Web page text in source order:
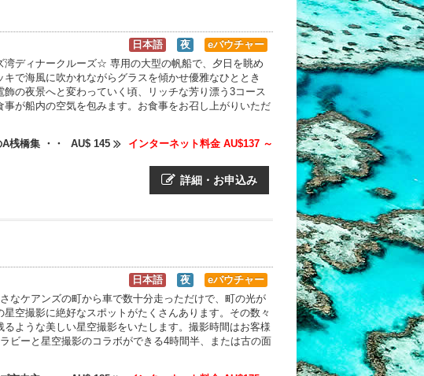
日本語 夜
eバウチャー
ディナークルーズ☆ 専用の大型の帆船で、夕日を眺め
で海風に吹かれながらグラスを傾かせ優雅なひととき
の夜景へと変わっていく頃、リッチな芳り漂う3コース
が船内の空気を包みます。お食事をお召し上がりいただ
桟橋集 ・・
AU$ 145 インターネット料金 AU$137 ～
詳細・お申込み
日本語 夜
eバウチャー
なケアンズの町から車で数十分走っただけで、町の光が
空撮影に絶好なスポットがたくさんあります。その数々
ような美しい星空撮影をいたします。撮影時間はお客様
ビーと星空撮影のコラボができる4時間半、または古の面